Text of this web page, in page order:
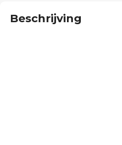
Beschrijving